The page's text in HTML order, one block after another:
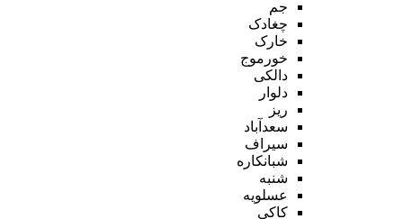
جم
چغادک
خارک
خورموج
دالکی
دلوار
ریز
سعدآباد
سیراف
شبانکاره
شنبه
عسلویه
کاکی